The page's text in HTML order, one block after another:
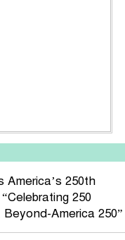
America’s 250th
250
America 250”